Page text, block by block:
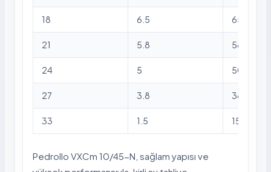
18 6.5 65
21 5.8 58
24 5 50
27 3.8 38
33 1.5 15
Pedrollo VXCm 10/45-N, sağlam yapısı ve